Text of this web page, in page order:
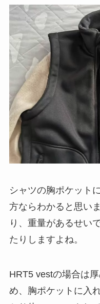
シャツの胸ポケット
方ならわかると思い
り、重量があるせい
たりしますよね。
HRT5 vestの場合は
め、胸ポケットに入